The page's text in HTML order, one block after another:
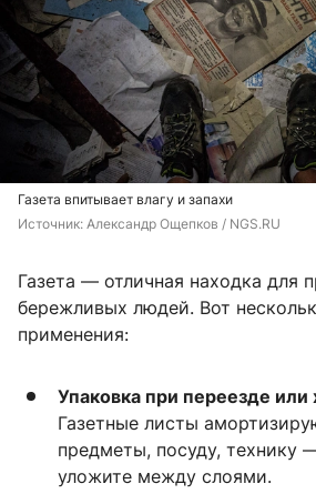
Газета впитывает влагу и запахи
Источник: Александр Ощепков / NGS.RU
Газета — отличная находка для
бережливых людей. Вот
применения:
Упаковка при переезде или
Газетные листы
предметы, посуду, технику
уложите между слоями.